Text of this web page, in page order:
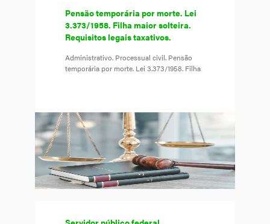
Pensão temporária por morte. Lei
3.373/1958. Filha maior solteira.
Requisitos legais taxativos.
Administrativo. Processual civil. Pensão
temporária por morte. Lei 3.373/1958. Filha